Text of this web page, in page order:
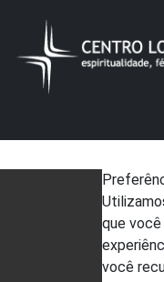
que
você